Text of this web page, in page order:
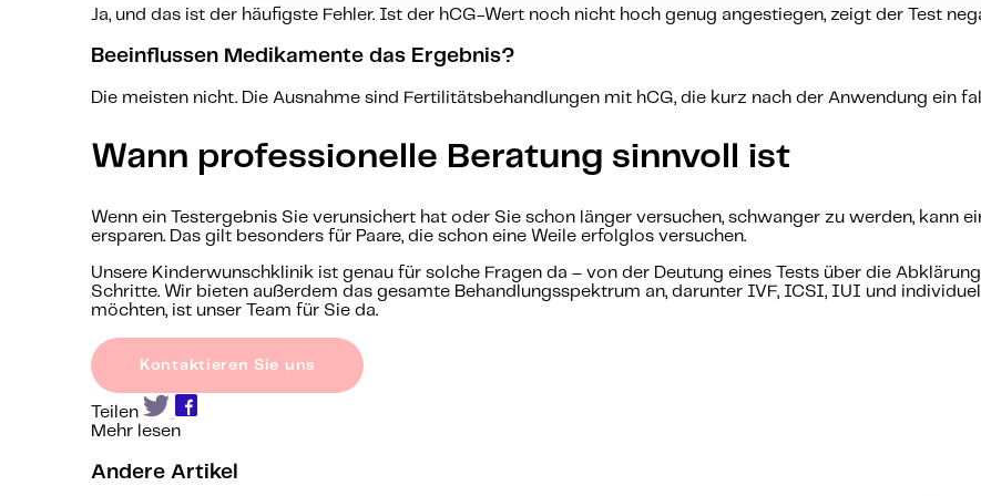
Ja, und das ist der häufigste Fehler. Ist der hCG-Wert noch nicht hoch genug angestiegen, zeigt der Test
Beeinflussen Medikamente das Ergebnis?
Die meisten nicht. Die Ausnahme sind Fertilitätsbehandlungen mit hCG, die kurz nach der Anwendung ein
Wann professionelle Beratung sinnvoll ist
Wenn ein Testergebnis Sie verunsichert hat oder Sie schon länger versuchen, schwanger zu werden, kann
ersparen. Das gilt besonders für Paare, die schon eine Weile erfolglos versuchen.
Unsere Kinderwunschklinik ist genau für solche Fragen da – von der Deutung eines Tests über die
Schritte. Wir bieten außerdem das gesamte Behandlungsspektrum an, darunter IVF, ICSI, IUI und
möchten, ist unser Team für Sie da.
Kontaktieren Sie uns
Teilen
Mehr lesen
Andere Artikel